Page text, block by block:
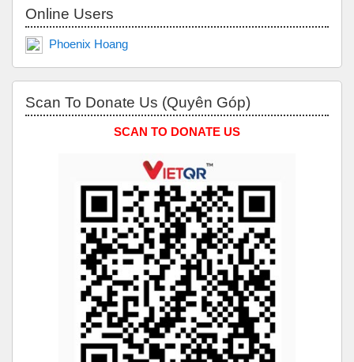
Online Users
Phoenix Hoang
Scan To Donate Us (Quyên Góp)
SCAN TO DONATE US